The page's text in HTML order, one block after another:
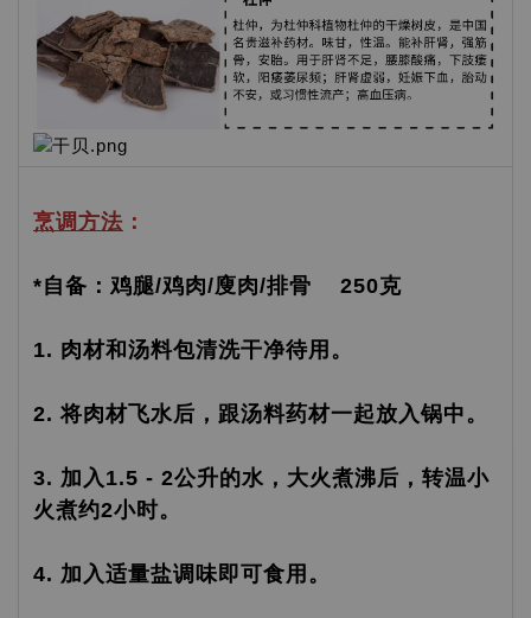
烹调方法 ：
*自备：鸡腿/鸡肉/廋肉/排骨 250克
1. 肉材和汤料包清洗干净待用。
2. 将肉材飞水后，跟汤料药材一起放入锅中。
3. 加入1.5 - 2公升的水，大火煮沸后，转温小
火煮约2小时。
4. 加入适量盐调味即可食用。